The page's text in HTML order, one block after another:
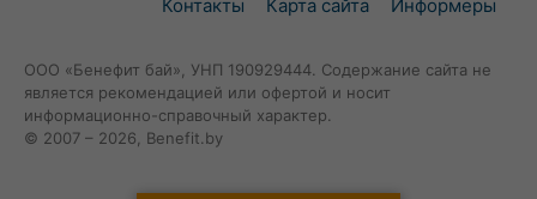
Контакты
Карта сайта Информеры
ООО «Бенефит бай», УНП 190929444. Содержание сайта не
является рекомендацией или офертой и носит
информационно-справочный характер.
© 2007 – 2026, Benefit.by